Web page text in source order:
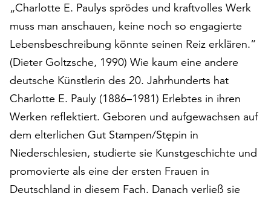
Klicken
Sie
auf
„Alle
akzeptieren“,
um
alle
Cookies
zu
akzeptieren.
Sie
können
Ihr
„Charlotte E. Paulys sprödes und kraftvolles Werk
muss man anschauen, keine noch so engagierte
Lebensbeschreibung könnte seinen Reiz erklären.“
(Dieter Goltzsche, 1990) Wie kaum eine andere
deutsche Künstlerin des 20. Jahrhunderts hat
Charlotte E. Pauly (1886–1981) Erlebtes in ihren
Werken reflektiert. Geboren und aufgewachsen auf
dem elterlichen Gut Stampen/Stępin in
Niederschlesien, studierte sie Kunstgeschichte und
promovierte als eine der ersten Frauen in
Deutschland in diesem Fach. Danach verließ sie